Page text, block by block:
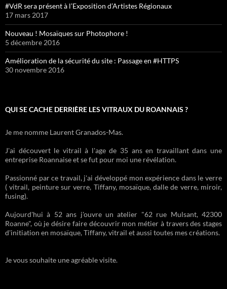
#VdR sera présent à l’Exposition d’Artistes Régionaux
17 mars 2017
Nouveau ! Mosaïques sur Photophore !
5 décembre 2016
Amélioration de la sécurité du site : Passage en #HTTPS
30 novembre 2016
QUI SE CACHE DERRIÈRE LES VITRAUX DU ROANNAIS ?
Je me nomme Laurent Granados-Mas.
J'ai découvert le vitrail à l'age de 35 ans en travaillant dans une
entreprise Roannaise et se fut pour moi une révélation.
Passionné par ce travail, j'ai développé mon expérience dans le verre
( vitrail, peinture sur verre, Tiffany, mosaïque, dalle de verre, miroir,
fusing).
Aujourd'hui à 52 ans j'ouvre un atelier "62 rue Mulsant, 42300
Roanne", où je désire faire découvrir mon métier à travers des stages
d'initiation en mosaïque, Tiffany, vitrail et aussi toutes mes créations.
Je vous souhaite une agréable visite.